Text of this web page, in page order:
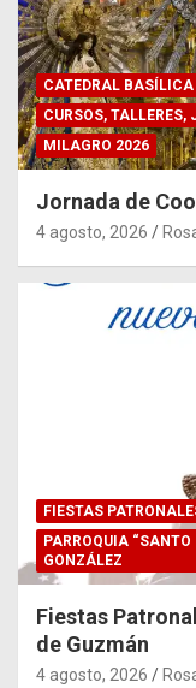
CATEDRAL BASÍLICA
CURSOS, TALLERES,
MILAGRO 2026
Jornada de
4 agosto, 2026
FIESTAS
PARROQUIA
GONZÁLEZ
Fiestas
de Guzmán
4 agosto, 2026